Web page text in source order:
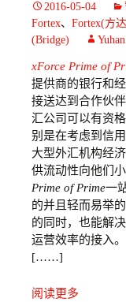
2016-05-04
Fortex、 Fortex(方
(Bridge)
xForce Prime of
提供商的银行和
接送达到合作伙
汇公司可以有资
别是在考虑到信
大型外汇机构经
供流动性向他们
Prime of Prime一
的并且轻而易举
的同时，也能解
运营效率的接入。
[……]
阅读更多